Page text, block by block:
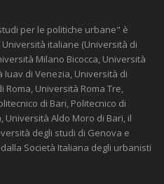
per le politiche urbane" è
italiane (Università di
Milano Bicocca, Università
Iuav di Venezia, Università di
Università Roma Tre,
di Bari, Politecnico di
Aldo Moro di Bari, il
degli studi di Genova e
Società Italiana degli urbanisti